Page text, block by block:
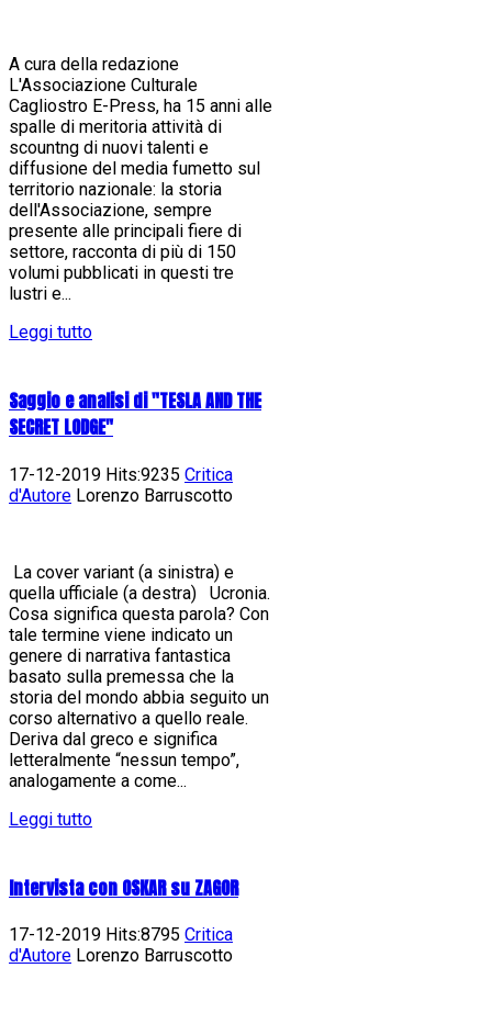
A cura della redazione
L'Associazione Culturale
Cagliostro E-Press, ha 15 anni alle
spalle di meritoria attività di
scountng di nuovi talenti e
diffusione del media fumetto sul
territorio nazionale: la storia
dell'Associazione, sempre
presente alle principali fiere di
settore, racconta di più di 150
volumi pubblicati in questi tre
lustri e...
Leggi tutto
Saggio e analisi di "TESLA AND THE
SECRET LODGE"
17-12-2019 Hits:9235 Critica
d'Autore Lorenzo Barruscotto
La cover variant (a sinistra) e
quella ufficiale (a destra) Ucronia.
Cosa significa questa parola? Con
tale termine viene indicato un
genere di narrativa fantastica
basato sulla premessa che la
storia del mondo abbia seguito un
corso alternativo a quello reale.
Deriva dal greco e significa
letteralmente “nessun tempo”,
analogamente a come...
Leggi tutto
Intervista con OSKAR su ZAGOR
17-12-2019 Hits:8795 Critica
d'Autore Lorenzo Barruscotto